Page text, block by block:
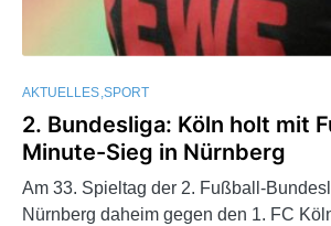
AKTUELLES SPORT
2. Bundesliga: Köln holt mit
Minute-Sieg in Nürnberg
Am 33. Spieltag der 2. Fußball-
Nürnberg daheim gegen den 1. FC